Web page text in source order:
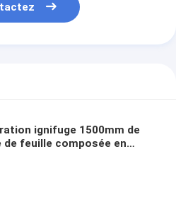
ignifuge 1500mm de
de feuille composée en